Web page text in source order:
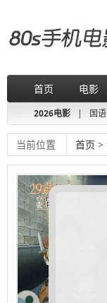
首页 电影
2026电影 | 国
当前位置 首页 >